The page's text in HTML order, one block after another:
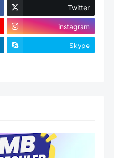
Twitter
instagram
Skype